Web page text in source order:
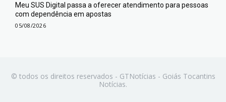
Meu SUS Digital passa a oferecer atendimento para pessoas
com dependência em apostas
05/08/2026
© todos os direitos reservados - GTNotícias - Goiás Tocantins
Notícias.